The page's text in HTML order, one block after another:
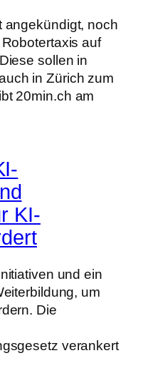
angekündigt, noch
auf
sollen in
in Zürich zum
20min.ch am
KI-
und ein
um
Die
verankert